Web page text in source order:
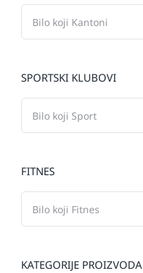
SPORTSKI KLUBOVI
FITNES
KATEGORIJE PROIZVODA